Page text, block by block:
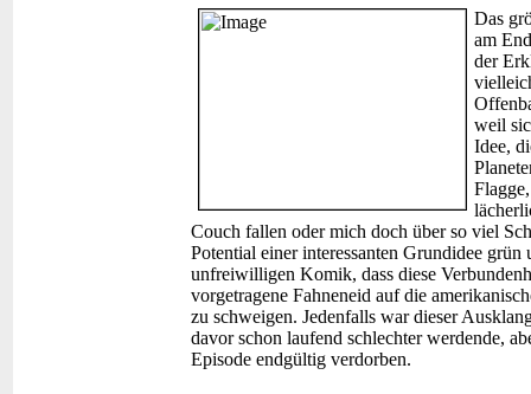
Das
am
der
weil
Idee,
Couch fallen oder mich doch über so viel
Potential einer interessanten Grundidee
unfreiwilligen Komik, dass diese
vorgetragene Fahneneid auf die
zu schweigen. Jedenfalls war dieser
davor schon laufend schlechter werdende,
Episode endgültig verdorben.